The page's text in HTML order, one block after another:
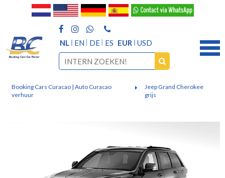
NL EN DE ES EUR USD
Booking Cars Curacao | Auto Curacao
verhuur
Jeep Grand Cherokee
grijs